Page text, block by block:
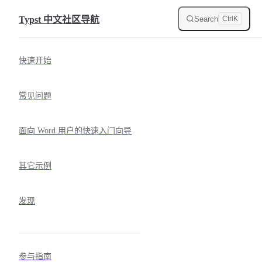
Skip to content
Typst 中文社区导航 Search Ctrl K
快速开始
常见问题
面向 Word 用户的快速入门向导
其它示例
发现
参与指南